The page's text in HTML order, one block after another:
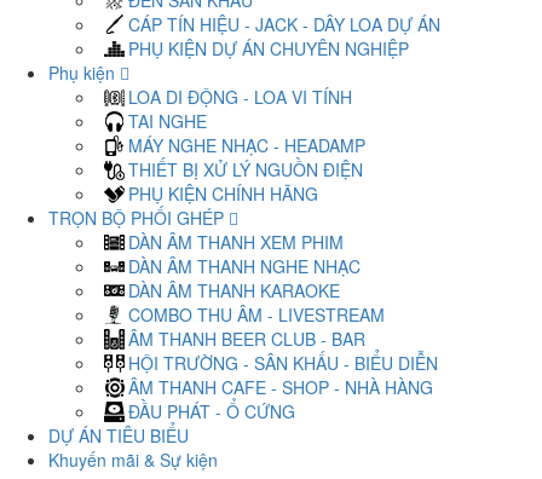
CÁP TÍN HIỆU - JACK - DÂY LOA DỰ ÁN
PHỤ KIỆN DỰ ÁN CHUYÊN NGHIỆP
Phụ kiện
LOA DI ĐỘNG - LOA VI TÍNH
TAI NGHE
MÁY NGHE NHẠC - HEADAMP
THIẾT BỊ XỬ LÝ NGUỒN ĐIỆN
PHỤ KIỆN CHÍNH HÃNG
TRỌN BỘ PHỐI GHÉP
DÀN ÂM THANH XEM PHIM
DÀN ÂM THANH NGHE NHẠC
DÀN ÂM THANH KARAOKE
COMBO THU ÂM - LIVESTREAM
ÂM THANH BEER CLUB - BAR
HỘI TRƯỜNG - SÂN KHẤU - BIỂU DIỄN
ÂM THANH CAFE - SHOP - NHÀ HÀNG
ĐẦU PHÁT - Ổ CỨNG
DỰ ÁN TIÊU BIỂU
Khuyến mãi & Sự kiện